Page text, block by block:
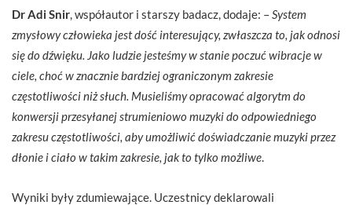
Dr Adi Snir , współautor i starszy badacz, dodaje: – System
zmysłowy człowieka jest dość interesujący, zwłaszcza to, jak odnosi
się do dźwięku. Jako ludzie jesteśmy w stanie poczuć wibracje w
ciele, choć w znacznie bardziej ograniczonym zakresie
częstotliwości niż słuch. Musieliśmy opracować algorytm do
konwersji przesyłanej strumieniowo muzyki do odpowiedniego
zakresu częstotliwości, aby umożliwić doświadczanie muzyki przez
dłonie i ciało w takim zakresie, jak to tylko możliwe
Wyniki były zdumiewające. Uczestnicy deklarowali